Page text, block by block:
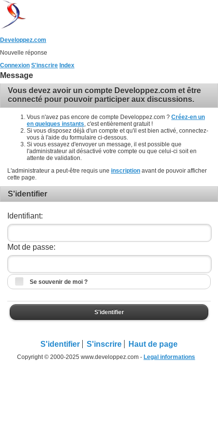
Developpez.com
Nouvelle réponse
Connexion S'inscrire Index
Message
Vous devez avoir un compte Developpez.com et être
connecté pour pouvoir participer aux discussions.
Vous n'avez pas encore de compte Developpez.com ? Créez-en un
en quelques instants , c'est entièrement gratuit !
Si vous disposez déjà d'un compte et qu'il est bien activé, connectez-
vous à l'aide du formulaire ci-dessous.
Si vous essayez d'envoyer un message, il est possible que
l'administrateur ait désactivé votre compte ou que celui-ci soit en
attente de validation.
L'administrateur a peut-être requis une inscription avant de pouvoir afficher
cette page.
S'identifier
Identifiant:
Mot de passe:
Se souvenir de moi ?
S'identifier
S'identifier S'inscrire Haut de page
Copyright © 2000-2025 www.developpez.com - Legal informations